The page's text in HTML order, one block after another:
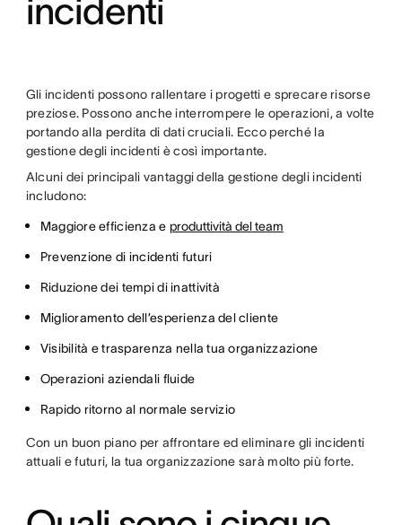
incidenti
Gli incidenti possono rallentare i progetti e sprecare risorse
preziose. Possono anche interrompere le operazioni, a volte
portando alla perdita di dati cruciali. Ecco perché la
gestione degli incidenti è così importante.
Alcuni dei principali vantaggi della gestione degli incidenti
includono:
Maggiore efficienza e produttività del team
Prevenzione di incidenti futuri
Riduzione dei tempi di inattività
Miglioramento dell’esperienza del cliente
Visibilità e trasparenza nella tua organizzazione
Operazioni aziendali fluide
Rapido ritorno al normale servizio
Con un buon piano per affrontare ed eliminare gli incidenti
attuali e futuri, la tua organizzazione sarà molto più forte.